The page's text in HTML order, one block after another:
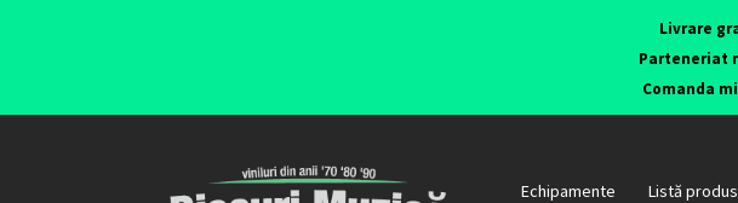
Livrare
Parteneriat
Comanda
Echipamente Listă